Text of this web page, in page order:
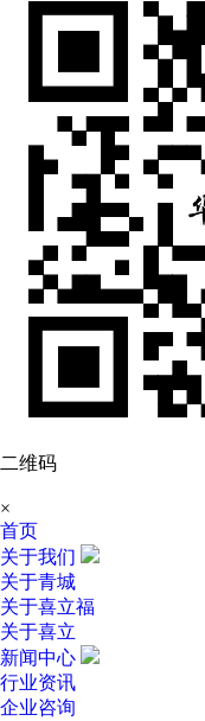
二维码
×
首页
关于我们
关于青城
关于喜立福
关于喜立
新闻中心
行业资讯
企业咨询